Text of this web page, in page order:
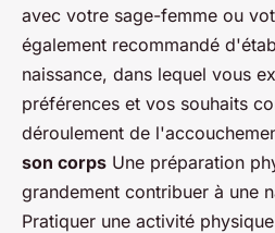
avec votre sage-femme ou
également recommandé
naissance, dans lequel vous
préférences et vos souhaits
déroulement de
son corps Une préparation
grandement contribuer à une
Pratiquer une activité